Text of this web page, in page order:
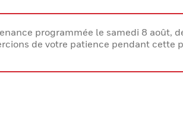
programmée le samedi 8 août,
de votre patience pendant cette